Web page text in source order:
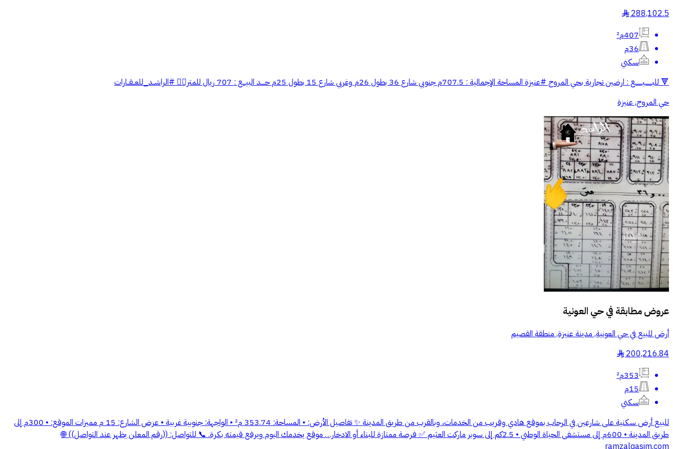
288,102.5
§
407م²
36م
سكني
🔻 للبـــــــيـــــــع : ارضين تجارية بحي المروج #عنيزة المساحة الإجمالية : 707.5م جنوبي شارع 36 بطول 26م وغربي شارع 15 بطول 25م حــــد البيـــع : 707 ريال للمتر✋🏻 #الراشــد_للعــقــارات
حي المروج, عنيزة
عروض مطابقة فيحي العونية
أرض للبيع في حي العونية, مدينة عنيزة, منطقة القصيم
200,216.84
§
353م²
15م
سكني
للبيع أرض سكنية على شارعين في الرحاب بموقع هادي وقريب من الخدمات، وبالقرب من طريق المدينة ✨ تفاصيل الأرض: • المساحة: 353.74 م² • الواجهة: جنوبية غربية • عرض الشارع: 15 م مميزات الموقع: • 300م إلى
طريق المدينة • 600م إلى مستشفى الحياة الوطني • 2.5كم إلى سوبر ماركت العثيم ✅ فرصة ممتازة للبناء أو الادخار… موقع يخدمك اليوم ويرفع قيمته بكرة. 📞 للتواصل: ((رقم المعلن يظهر عند التواصل)) 🌐
ramzalqasim.com